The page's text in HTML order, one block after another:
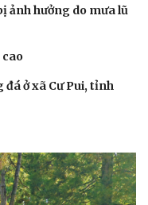
ảnh hưởng do mưa lũ
ở xã Cư Pui, tỉnh